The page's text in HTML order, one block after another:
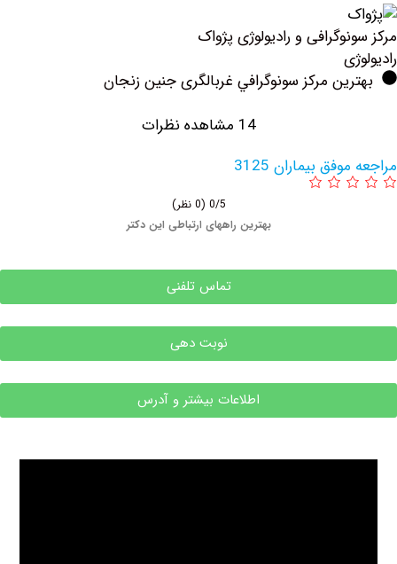
و رادیولوژی پژواک
مرکز سونوگرافي غربالگری جنین زنجان
بیماران 3125
بهترین راههای ارتباطی این دکتر
تماس تلفنی
نوبت دهی
اطلاعات بیشتر و آدرس